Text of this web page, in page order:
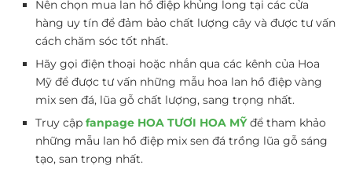
Nên chọn mua lan hồ điệp khủng long tại các cửa
hàng uy tín để đảm bảo chất lượng cây và được tư vấn
cách chăm sóc tốt nhất.
Hãy gọi điện thoại hoặc nhắn qua các kênh của Hoa
Mỹ để được tư vấn những mẫu hoa lan hồ điệp vàng
mix sen đá, lũa gỗ chất lượng, sang trọng nhất.
Truy cập fanpage HOA TƯƠI HOA MỸđể tham khảo
những mẫu lan hồ điệp mix sen đá trồng lũa gỗ sáng
tạo, san trọng nhất.